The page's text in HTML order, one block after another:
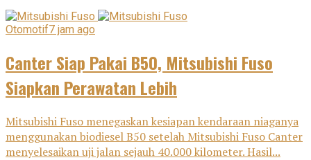
Otomotif7 jam ago
Canter Siap Pakai B50, Mitsubishi Fuso
Siapkan Perawatan Lebih
Mitsubishi Fuso menegaskan kesiapan kendaraan niaganya
menggunakan biodiesel B50 setelah Mitsubishi Fuso Canter
menyelesaikan uji jalan sejauh 40.000 kilometer. Hasil...